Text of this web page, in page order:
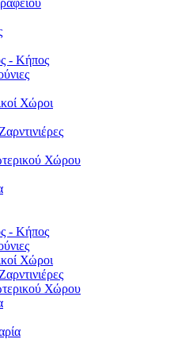
- Κήπος
Χώροι
Χώρου
- Κήπος
Χώροι
Χώρου